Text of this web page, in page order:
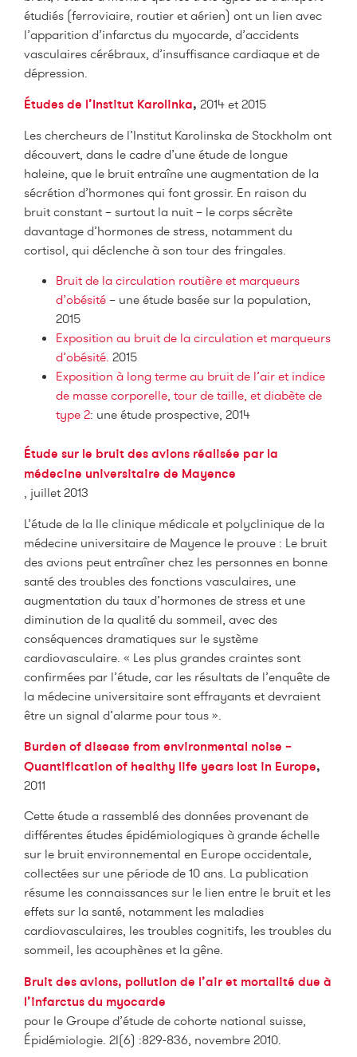
étudiés (ferroviaire, routier et aérien) ont un lien avec
l’apparition d’infarctus du myocarde, d’accidents
vasculaires cérébraux, d’insuffisance cardiaque et de
dépression.
Études de l’Institut Karolinka, 2014 et 2015
Les chercheurs de l’Institut Karolinska de Stockholm ont
découvert, dans le cadre d’une étude de longue
haleine, que le bruit entraîne une augmentation de la
sécrétion d’hormones qui font grossir. En raison du
bruit constant – surtout la nuit – le corps sécrète
davantage d’hormones de stress, notamment du
cortisol, qui déclenche à son tour des fringales.
Bruit de la circulation routière et marqueurs
d’obésité– une étude basée sur la population,
2015
Exposition au bruit de la circulation et marqueurs
d’obésité. 2015
Exposition à long terme au bruit de l’air et indice
de masse corporelle, tour de taille, et diabète de
type 2: une étude prospective, 2014
Étude sur le bruit des avions réalisée par la
médecine universitaire de Mayence
, juillet 2013
L’étude de la IIe clinique médicale et polyclinique de la
médecine universitaire de Mayence le prouve : Le bruit
des avions peut entraîner chez les personnes en bonne
santé des troubles des fonctions vasculaires, une
augmentation du taux d’hormones de stress et une
diminution de la qualité du sommeil, avec des
conséquences dramatiques sur le système
cardiovasculaire. « Les plus grandes craintes sont
confirmées par l’étude, car les résultats de l’enquête de
la médecine universitaire sont effrayants et devraient
être un signal d’alarme pour tous ».
Burden of disease from environmental noise –
Quantification of healthy life years lost in Europe,
2011
Cette étude a rassemblé des données provenant de
différentes études épidémiologiques à grande échelle
sur le bruit environnemental en Europe occidentale,
collectées sur une période de 10 ans. La publication
résume les connaissances sur le lien entre le bruit et les
effets sur la santé, notamment les maladies
cardiovasculaires, les troubles cognitifs, les troubles du
sommeil, les acouphènes et la gêne.
Bruit des avions, pollution de l’air et mortalité due à
l’infarctus du myocarde
pour le Groupe d’étude de cohorte national suisse,
Épidémiologie. 2I(6) :829-836, novembre 2010.